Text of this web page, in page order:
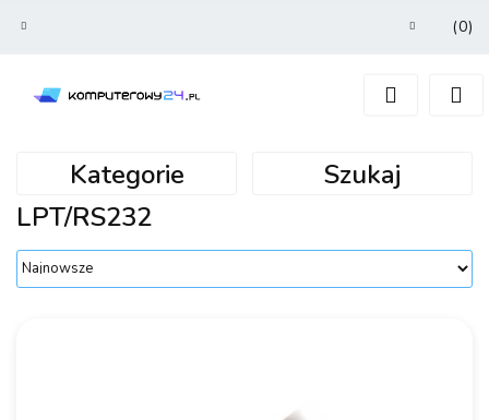
Zarejestruj się
(0)
Kategorie
Szukaj
LPT/RS232